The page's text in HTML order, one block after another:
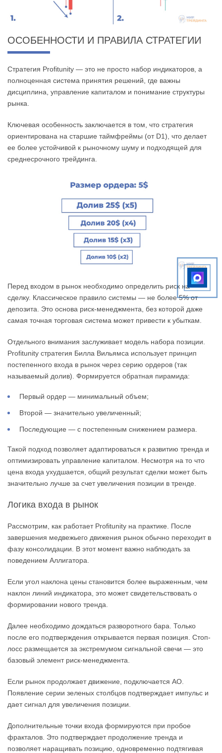
ОСОБЕННОСТИ И ПРАВИЛА СТРАТЕГИИ
Стратегия Profitunity — это не просто набор индикаторов, а
полноценная система принятия решений, где важны
дисциплина, управление капиталом и понимание структуры
рынка.
Ключевая особенность заключается в том, что стратегия
ориентирована на старшие таймфреймы (от D1), что делает
ее более устойчивой к рыночному шуму и подходящей для
среднесрочного трейдинга.
Перед входом в рынок необходимо определить риск на
сделку. Классическое правило системы — не более 5% от
депозита. Это основа риск-менеджмента, без которой даже
самая точная торговая система может привести к убыткам.
Отдельного внимания заслуживает модель набора позиции.
Profitunity стратегия Билла Вильямса использует принцип
постепенного входа в рынок через серию ордеров (так
называемый долив). Формируется обратная пирамида:
Первый ордер — минимальный объем;
Второй — значительно увеличенный;
Последующие — с постепенным снижением размера.
Такой подход позволяет адаптироваться к развитию тренда и
оптимизировать управление капиталом. Несмотря на то что
цена входа ухудшается, общий результат сделки может быть
значительно лучше за счет увеличения позиции в тренде.
Логика входа в рынок
Рассмотрим, как работает Profitunity на практике. После
завершения медвежьего движения рынок обычно переходит в
фазу консолидации. В этот момент важно наблюдать за
поведением Аллигатора.
Если угол наклона цены становится более выраженным, чем
наклон линий индикатора, это может свидетельствовать о
формировании нового тренда.
Далее необходимо дождаться разворотного бара. Только
после его подтверждения открывается первая позиция. Стоп-
лосс размещается за экстремумом сигнальной свечи — это
базовый элемент риск-менеджмента.
Если рынок продолжает движение, подключается AO.
Появление серии зеленых столбцов подтверждает импульс и
дает сигнал для увеличения позиции.
Дополнительные точки входа формируются при пробое
фракталов. Это подтверждает продолжение тренда и
позволяет наращивать позицию, одновременно подтягивая